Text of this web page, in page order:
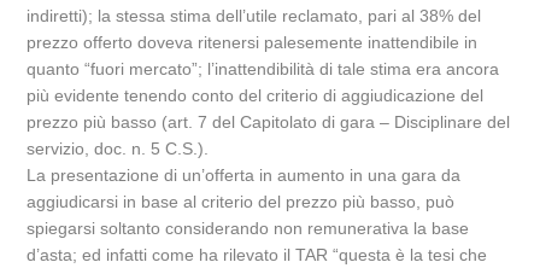
indiretti); la stessa stima dell’utile reclamato, pari al 38% del
prezzo offerto doveva ritenersi palesemente inattendibile in
quanto “fuori mercato”; l’inattendibilità di tale stima era ancora
più evidente tenendo conto del criterio di aggiudicazione del
prezzo più basso (art. 7 del Capitolato di gara – Disciplinare del
servizio, doc. n. 5 C.S.).
La presentazione di un’offerta in aumento in una gara da
aggiudicarsi in base al criterio del prezzo più basso, può
spiegarsi soltanto considerando non remunerativa la base
d’asta; ed infatti come ha rilevato il TAR “questa è la tesi che